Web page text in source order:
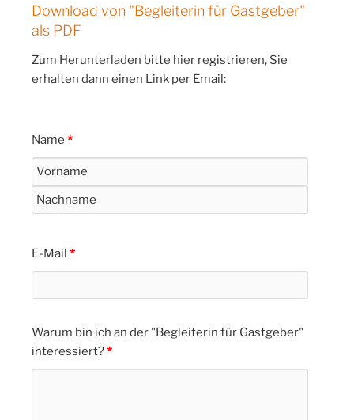
Download von "Begleiterin für Gastgeber"
als PDF
Zum Herunterladen bitte hier registrieren, Sie
erhalten dann einen Link per Email:
Name *
E-Mail *
Warum bin ich an der "Begleiterin für Gastgeber"
interessiert?*